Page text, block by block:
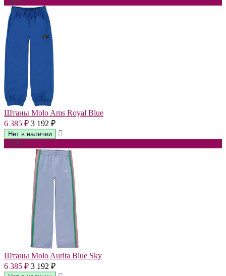
Штаны Molo Ams Royal Blue
6 385 ₽ 3 192 ₽
- 50%
Штаны Molo Aurita Blue Sky
6 385 ₽ 3 192 ₽